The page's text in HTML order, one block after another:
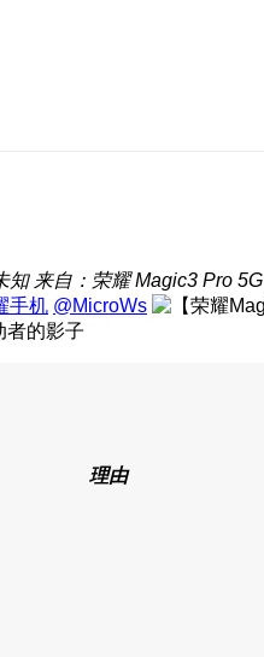
知 来自：荣耀 Magic3 Pro 5G
手机 @MicroWs
理由